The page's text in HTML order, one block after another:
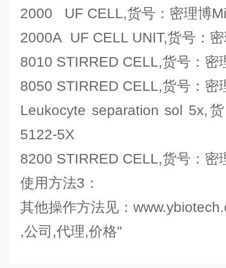
2000 UF CELL,货号：密理博
2000A UF CELL UNIT,货号：
8010 STIRRED CELL,货号：密
8050 STIRRED CELL,货号：密
Leukocyte separation sol 5x,
5122-5X
8200 STIRRED CELL,货号：密
使用方法3：
其他操作方法见：
,公司,代理,价格"